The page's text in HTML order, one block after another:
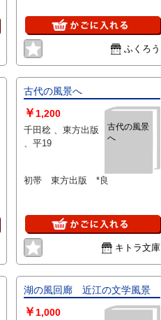
行の道へ
ふくろう
古代の風景へ
古代の風景
へ
￥ 1,200
千田稔 、東方出版
、平19
初帯 東方出版 *良
キトラ文庫
湖の風回廊 近江の文学風景
￥ 1,000